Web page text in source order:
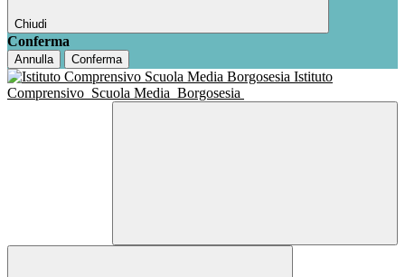
Chiudi
Conferma
Annulla Conferma
Istituto
Comprensivo Scuola Media Borgosesia